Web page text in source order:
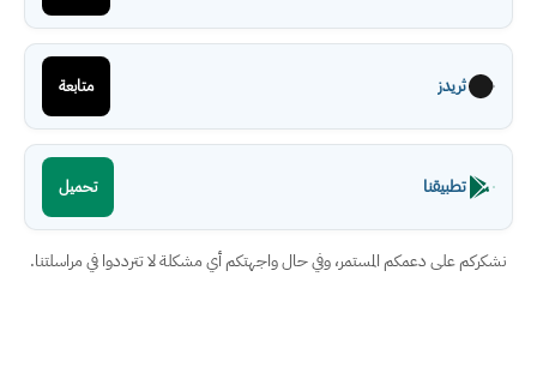
ثريدز متابعة
تطبيقنا تحميل
نشكركم على دعمكم المستمر، وفي حال واجهتكم أي مشكلة لا تترددوا في مراسلتنا.